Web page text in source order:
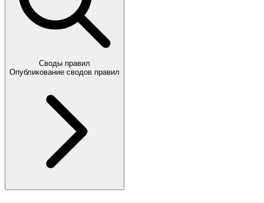
Своды правил
Опубликование сводов правил